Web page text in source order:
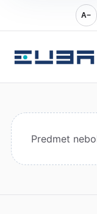
A−
Predmet